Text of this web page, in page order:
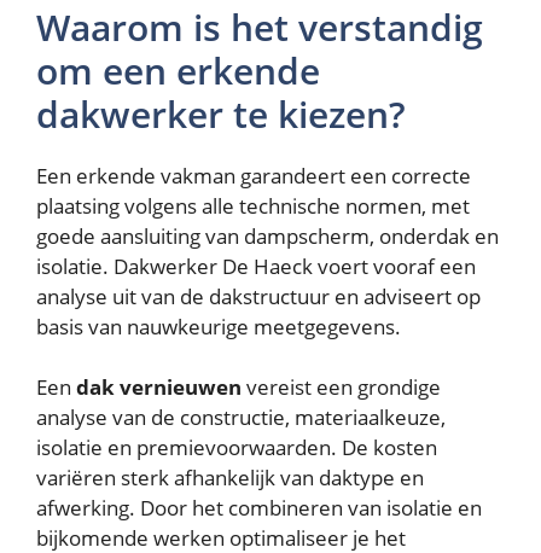
Waarom is het verstandig
om een erkende
dakwerker te kiezen?
Een erkende vakman garandeert een correcte
plaatsing volgens alle technische normen, met
goede aansluiting van dampscherm, onderdak en
isolatie. Dakwerker De Haeck voert vooraf een
analyse uit van de dakstructuur en adviseert op
basis van nauwkeurige meetgegevens.
Een dak vernieuwen vereist een grondige
analyse van de constructie, materiaalkeuze,
isolatie en premievoorwaarden. De kosten
variëren sterk afhankelijk van daktype en
afwerking. Door het combineren van isolatie en
bijkomende werken optimaliseer je het